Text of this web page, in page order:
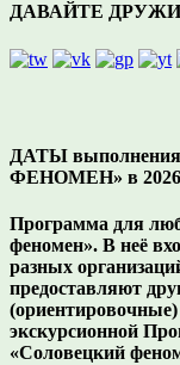
ДАВАЙТЕ
ДАТЫ
ФЕНОМЕН» в 2026
Программа для
феномен». В неё
разных
предоставляют
экскурсионной
«Соловецкий